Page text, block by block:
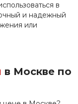
в
и надежный
или
в Москве по